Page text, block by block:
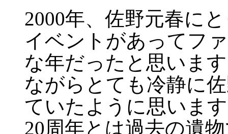
2000年、佐野元春に
イベントがあってフ
な年だったと思いま
ながらとても冷静に
ていたように思いま
20周年とは過去の遺